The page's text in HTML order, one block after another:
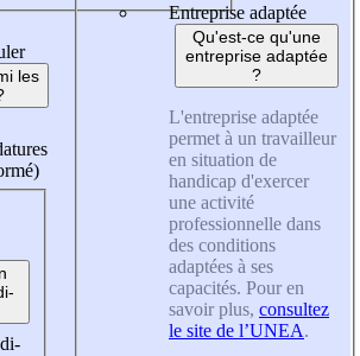
les
Entreprise adaptée
Qu'est-ce qu'une
entreprise adaptée
?
L'entreprise adaptée
permet à un travailleur
en situation de
handicap d'exercer
une activité
professionnelle dans
des conditions
adaptées à ses
capacités. Pour en
savoir plus, consultez
le site de l’UNEA.